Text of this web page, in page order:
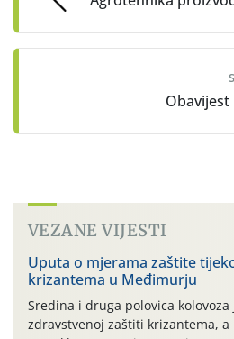
VEZANE VIJESTI
Uputa o mjerama zaštite
krizantema u Međimurju
Sredina i druga polovica
zdravstvenoj zaštiti krizantema,